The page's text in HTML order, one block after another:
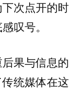
次点开的时
叹号。
果与信息的
统媒体在这